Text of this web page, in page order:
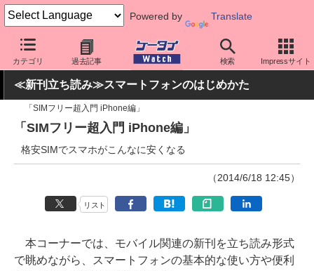
Powered by Translate
カテゴリ 過去記事 検索 Impressサイト
ケータイ Watch 格安スマホ/格安SIM 格安SIM/MVNO その他
≪新刊立ち読み≫スマートフォンのはじめかた
「SIMフリー超入門 iPhone編」
「SIMフリー超入門 iPhone編」
格安SIMでスマホがこんなに安くなる
（2014/6/18 12:45）
リスト
本コーナーでは、モバイル関連の新刊を立ち読み形式
で眺めながら、スマートフォンの基本的な使い方や便利